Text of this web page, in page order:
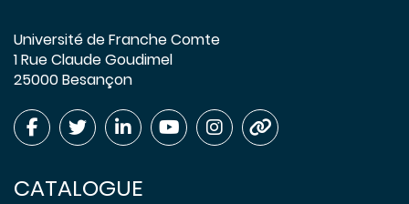
Université de Franche Comte
1 Rue Claude Goudimel
25000 Besançon
CATALOGUE